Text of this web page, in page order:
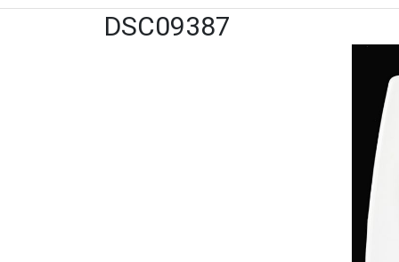
DSC09387